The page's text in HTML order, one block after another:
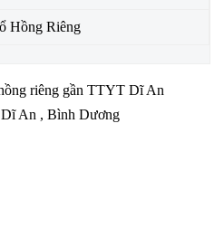
Hồng Riêng
riêng gần TTYT Dĩ An
An , Bình Dương